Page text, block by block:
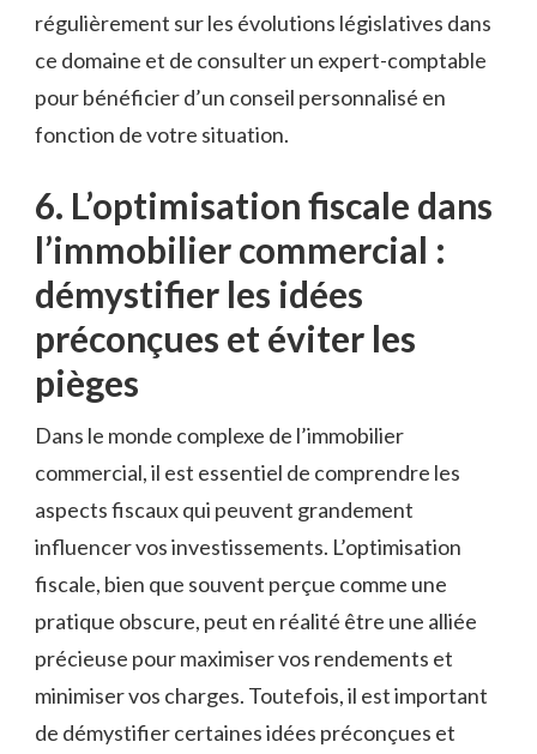
régulièrement sur‍ les évolutions législatives dans
ce domaine et de consulter un⁢ expert-comptable
pour bénéficier d’un conseil ‌personnalisé en
⁣fonction de votre⁢ situation.
6. L’optimisation fiscale dans
l’immobilier‌ commercial :
démystifier⁣ les idées
préconçues et éviter les
pièges
Dans le ⁢monde ‌complexe de l’immobilier
‌commercial, il est‍ essentiel ⁤de comprendre les
aspects fiscaux ⁤qui ⁢peuvent grandement
influencer ​vos investissements. ​L’optimisation ​
fiscale, bien ‌que souvent perçue comme‌ une
pratique obscure, peut ⁢en réalité être ⁢une‍ alliée⁤
précieuse pour maximiser vos rendements et
minimiser vos charges. ​Toutefois, il est ⁢important
de démystifier certaines idées préconçues et